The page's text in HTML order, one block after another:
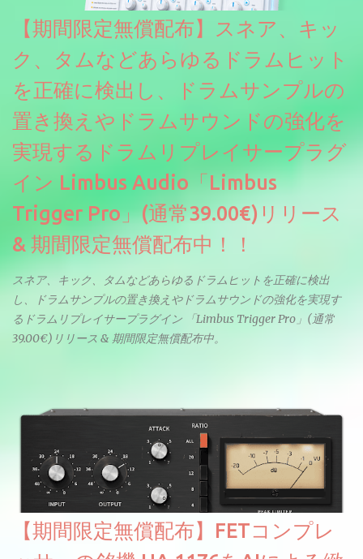
複数のベロシティレイヤーにわたって録音し、各レイヤーを整形
することで、弱く演奏した場合と強く演奏した場合で、全く異な
る音色が得られます。単に音量を変えただけの同じ音ではありま
せん。
【期間限定無償配布】スネア、キッ
ク、タムなどあらゆるドラムヒット
を正確に検出し、ドラムサンプルの
置き換えやドラムサウンドの強化を
実現するドラムリプレイサープラグ
イン Limbus Audio「Limbus
Trigger Pro」(通常39.00€)リリース
& 期間限定無償配布中！！
スネア、キック、タムなどあらゆるドラムヒットを正確に検出
し、ドラムサンプルの置き換えやドラムサウンドの強化を実現す
るドラムリプレイサープラグイン 「Limbus Trigger Pro」(通常
39.00€)リリース & 期間限定無償配布中。
【期間限定無償配布】FETコンプレ